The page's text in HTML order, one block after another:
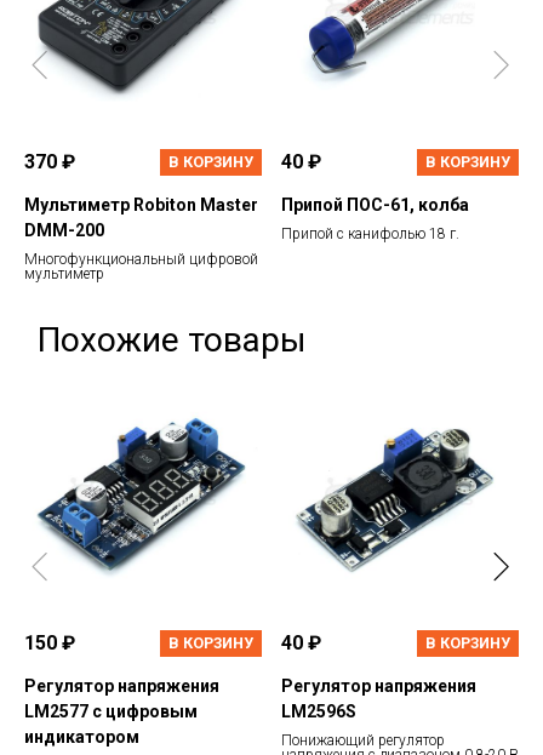
370 ₽ В КОРЗИНУ
Мультиметр Robiton Master
DMM-200
Многофункциональный цифровой
мультиметр
40 ₽ В КОРЗИНУ
Припой ПОС-61, колба
Припой с канифолью 18 г.
Похожие товары
150 ₽ В КОРЗИНУ
Регулятор напряжения
LM2577 с цифровым
индикатором
40 ₽ В КОРЗИНУ
Регулятор напряжения
LM2596S
Понижающий регулятор